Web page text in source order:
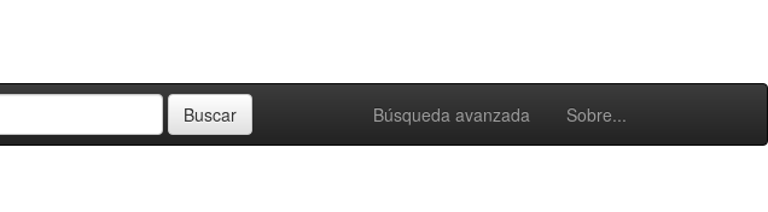
Búsqueda avanzada Sobre...